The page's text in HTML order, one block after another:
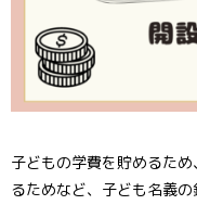
子どもの学費を貯めるた
るためなど、子ども名義